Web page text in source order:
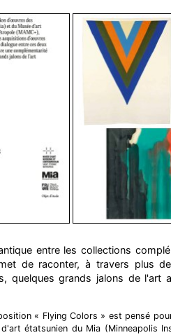
entre les collections
de raconter, à travers plus
quelques grands jalons de l'art
« Flying Colors » est pensé
étatsunien du Mia (Minneapolis